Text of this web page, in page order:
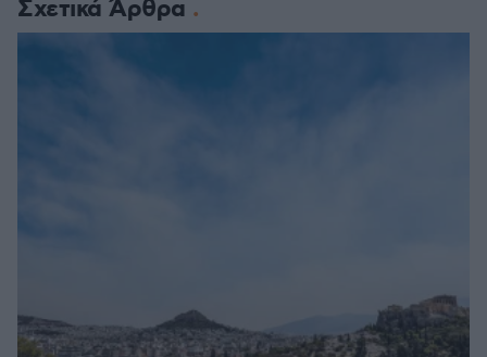
Σχετικά Άρθρα